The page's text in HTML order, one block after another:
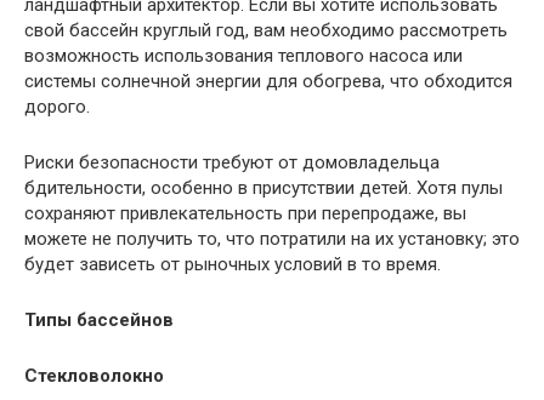
ландшафтный архитектор. Если вы хотите использовать
свой бассейн круглый год, вам необходимо рассмотреть
возможность использования теплового насоса или
системы солнечной энергии для обогрева, что обходится
дорого.
Риски безопасности требуют от домовладельца
бдительности, особенно в присутствии детей. Хотя пулы
сохраняют привлекательность при перепродаже, вы
можете не получить то, что потратили на их установку; это
будет зависеть от рыночных условий в то время.
Типы бассейнов
Стекловолокно